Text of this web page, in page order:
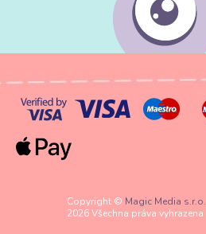
Copyright © Magic Media s.r.o.
2026 Všechna práva vyhrazena